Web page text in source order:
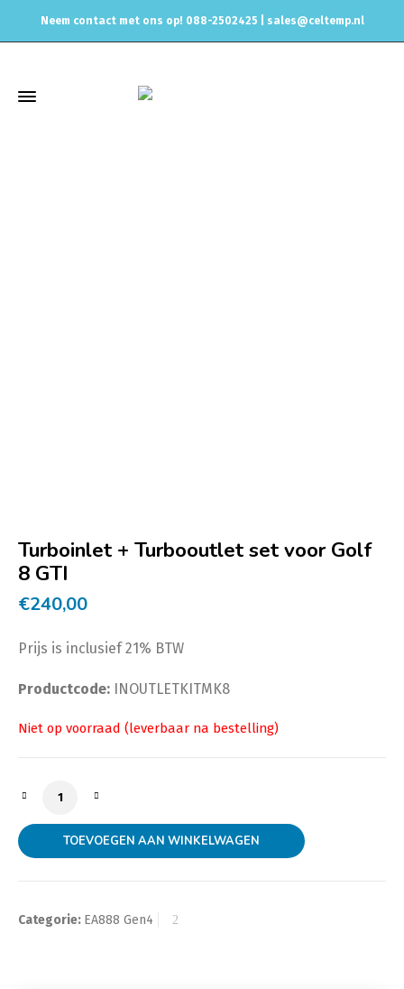
Neem contact met ons op! 088-2502425 | sales@celtemp.nl
Turboinlet + Turbooutlet set voor Golf
8 GTI
€240,00
Prijs is inclusief 21% BTW
Productcode: INOUTLETKITMK8
Turboinlet + Turbooutlet set voor Golf 8 GTI aantal
TOEVOEGEN AAN WINKELWAGEN
Categorie: EA888 Gen4